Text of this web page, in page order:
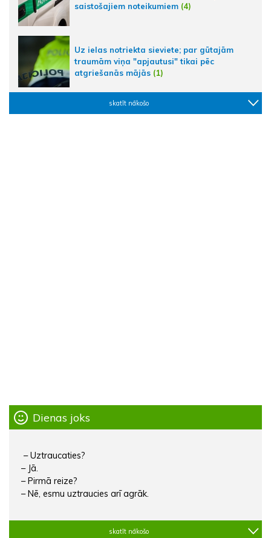
saistošajiem noteikumiem (4)
Uz ielas notriekta sieviete; par gūtajām
traumām viņa "apjautusi" tikai pēc
atgriešanās mājās (1)
skatīt nākošo
Dienas joks
– Uztraucaties?
– Jā.
– Pirmā reize?
– Nē, esmu uztraucies arī agrāk.
skatīt nākošo